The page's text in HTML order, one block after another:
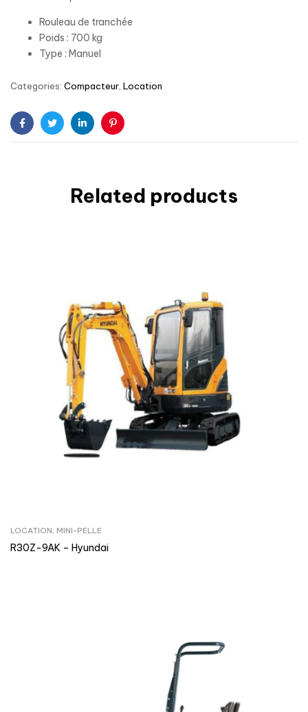
Rouleau de tranchée
Poids : 700 kg
Type : Manuel
Categories: Compacteur Location
FacebookTwitterLinkedinPinterest
Related products
LOCATION, MINI-PELLE
R30Z-9AK – Hyundai